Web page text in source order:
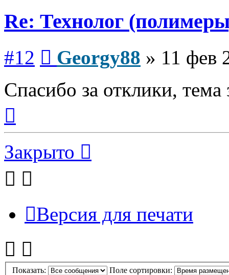
Re: Технолог
#12 Georgy88 » 11 фев
Спасибо за отклики, тема
началу
Закрыто
Версия для печати
Показать: Поле сортировки: